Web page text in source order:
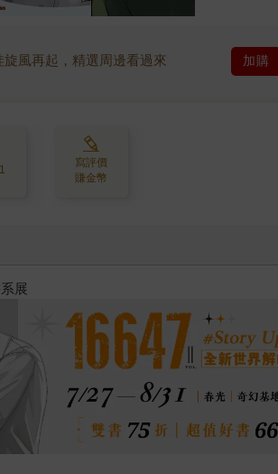
風再起，精選周邊看過來 加購
寫評價
賺金幣
：電子書